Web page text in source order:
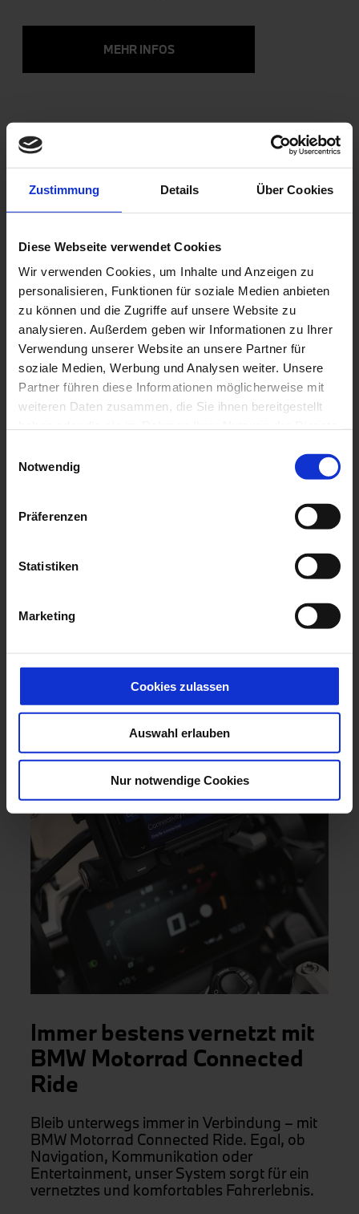
Zustimmung Details Über Cookies
Diese Webseite verwendet Cookies
Wir verwenden Cookies, um Inhalte und Anzeigen zu
personalisieren, Funktionen für soziale Medien anbieten
zu können und die Zugriffe auf unsere Website zu
analysieren. Außerdem geben wir Informationen zu Ihrer
Verwendung unserer Website an unsere Partner für
soziale Medien, Werbung und Analysen weiter. Unsere
Partner führen diese Informationen möglicherweise mit
weiteren Daten zusammen, die Sie ihnen bereitgestellt
Notwendig
Präferenzen
Statistiken
Marketing
Cookies zulassen
Auswahl erlauben
Nur notwendige Cookies
MEHR INFOS
BMW R 1300 RS
Sportlichkeit und Touring-Komfort
. Mit
kraftvollem Boxer-Motor
Technik bietet sie ein dynamisches
Fahrerlebnis.
Immer bestens vernetzt mit
BMW Motorrad Connected
Ride
Bleib unterwegs immer in Verbindung – mit
BMW Motorrad Connected Ride. Egal, ob
Navigation, Kommunikation oder
Entertainment, unser System sorgt für ein
vernetztes und komfortables Fahrerlebnis.